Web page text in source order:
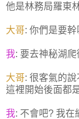
他是林務局羅東
大哥: 你們是要
我: 要去神秘湖
大哥: 很客氣的
這裡開始後面都
我: 不會吧? 我在